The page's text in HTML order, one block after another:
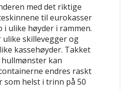
med det riktige
til eurokasser
i ulike høyder i rammen.
skillevegger og
kassehøyder. Takket
kan
endres raskt
som helst i trinn på 50